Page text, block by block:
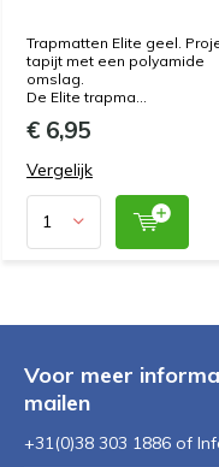
Trapmatten Elite geel.
tapijt met een polyamide
omslag.
De Elite trapma...
€ 6,95
Vergelijk
Voor meer
mailen
+31(0)38 303 1886 of